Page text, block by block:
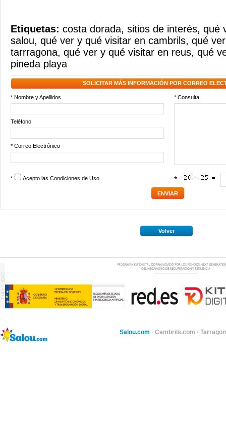
Etiquetas: costa dorada, sitios de interés, qué
salou, qué ver y qué visitar en cambrils, qué
tarrragona, qué ver y qué visitar en reus, qué
pineda playa
SOLICITAR MÁS INFORMACIÓN POR CORREO
* Nombre y Apellidos * Consulta
Teléfono
* Correo Electrónico
* Acepto las Condiciones de Uso *
Volver
Salou.com · Cambrils.com ·